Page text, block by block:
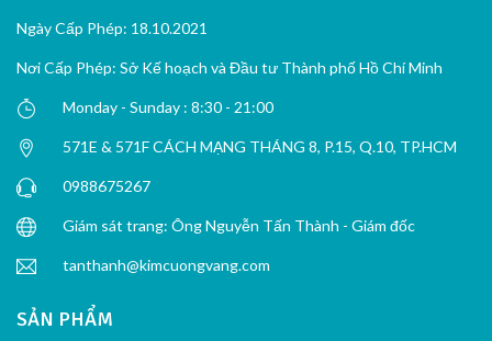
Ngày Cấp Phép: 18.10.2021
Nơi Cấp Phép: Sở Kế hoạch và Đầu tư Thành phố Hồ Chí Minh
Monday - Sunday : 8:30 - 21:00
571E & 571F CÁCH MẠNG THÁNG 8, P.15, Q.10, TP.HCM
0988675267
Giám sát trang: Ông Nguyễn Tấn Thành - Giám đốc
tanthanh@kimcuongvang.com
SẢN PHẨM